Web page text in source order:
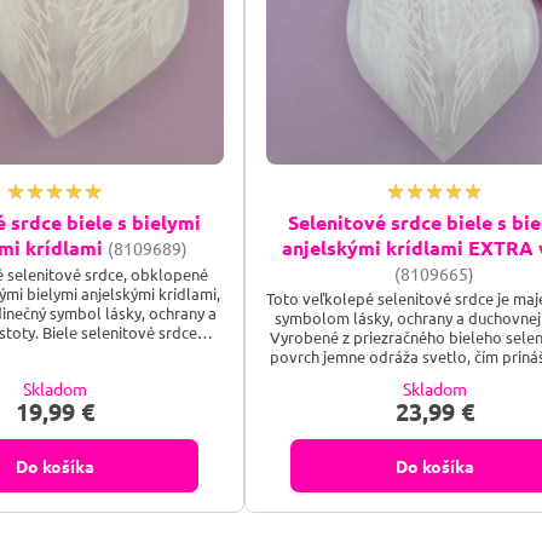
srdce biele s bielymi
krídlami (8109689)
selenitové srdce, obklopené
bielymi anjelskými krídlami,
symbol lásky, ochrany a
Biele selenitové srdce
vedenie a ochranu,
je tento kúsok dokonalým
alebo výnimočný dar
Skladom
19,99 €
Do košíka
Selenitové srdce biele s
anjelskými krídlami EXTRA
(8109665)
Toto veľkolepé selenitové srdce je
symbolom lásky, ochrany a
Vyrobené z priezračného bieleho
povrch jemne odráža svetlo, čím
tvarované EXTRA veľké anjelské
obopínajú srdce, zosobňujú ochranu a
Skladom
23,99 €
Do košíka